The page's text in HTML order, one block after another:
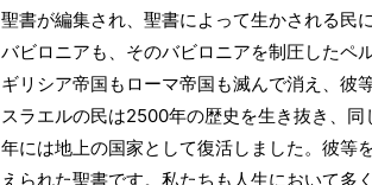
聖書が編集され、聖書によって生かされる民
バビロニアも、そのバビロニアを制圧したペ
ギリシア帝国もローマ帝国も滅んで消え、彼
スラエルの民は2500年の歴史を生き抜き、
年には地上の国家として復活しました。彼等
えられた聖書です。私たちも人生において多